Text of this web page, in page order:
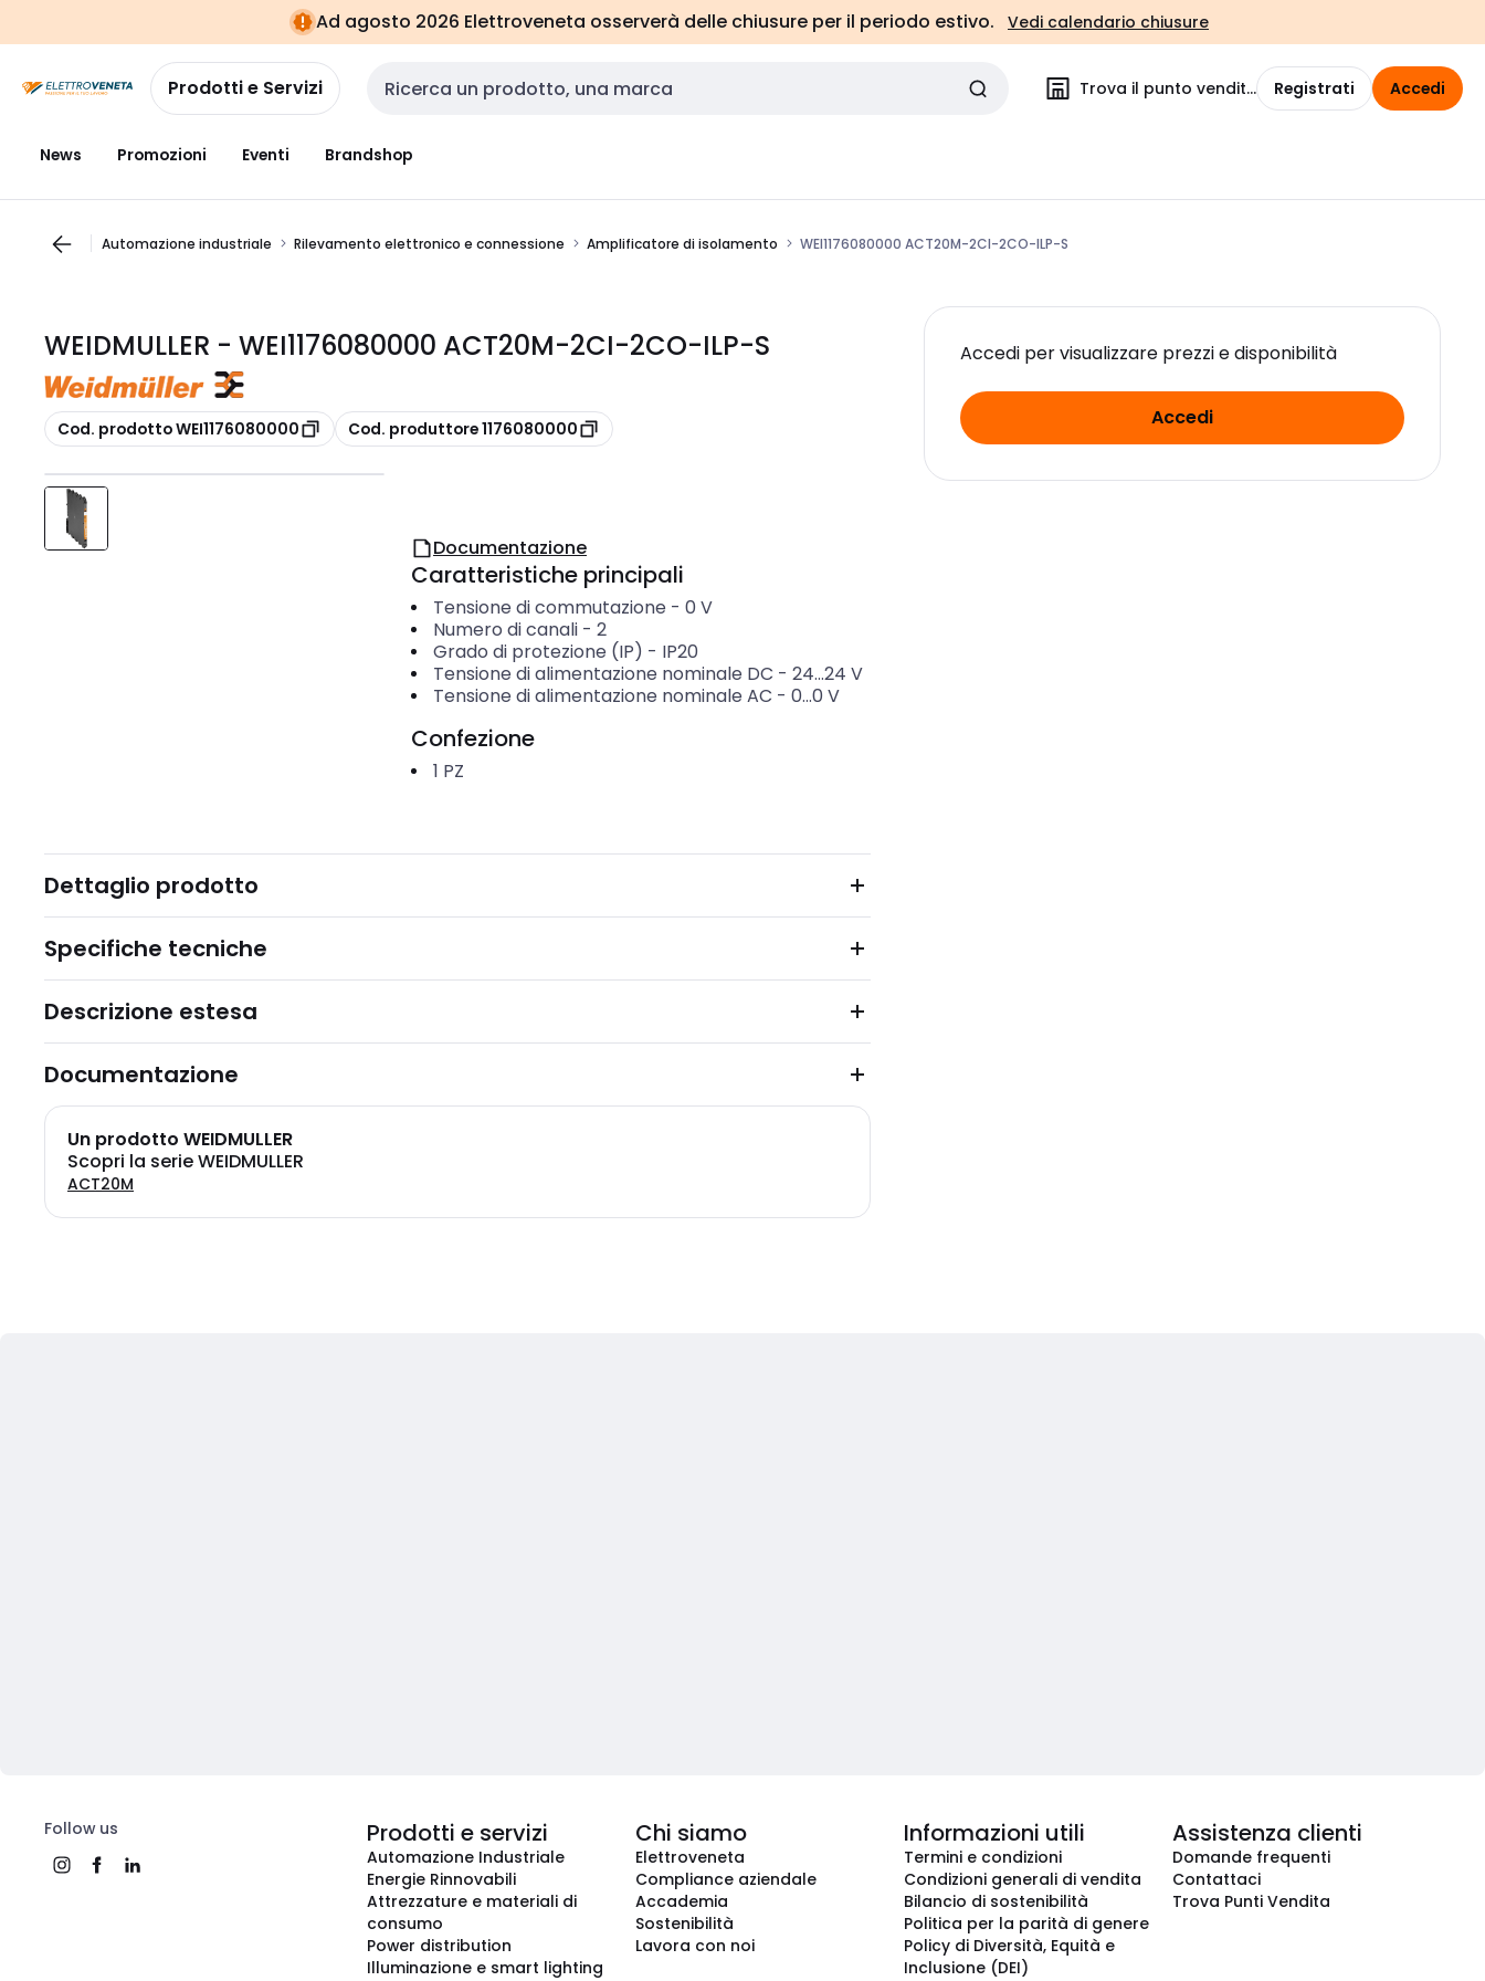
navigazionealla
pagina
Ad agosto 2026 Elettroveneta osserverà delle chiusure per il periodo estivo. Vedi calendario chiusure
Prodotti e Servizi Cerca input Trova il punto vendita Registrati Accedi
News Promozioni Eventi Brandshop
Automazione industriale Rilevamento elettronico e connessione Amplificatore di isolamento WEI1176080000 ACT20M-2CI-2CO-ILP-S
WEIDMULLER - WEI1176080000 ACT20M-2CI-2CO-ILP-S
copia
Cod. prodotto WEI1176080000 copia
Cod. produttore 1176080000
Accedi per visualizzare prezzi e disponibilità
Accedi
Documentazione
Caratteristiche principali
Tensione di commutazione - 0 V
Numero di canali- 2
Grado di protezione (IP) - IP20
Tensione di alimentazione nominale DC - 24...24 V
Tensione di alimentazione nominale AC - 0...0 V
Confezione
1 PZ
Dettaglio prodotto
Specifiche tecniche
Descrizione estesa
Documentazione
Un prodotto WEIDMULLER
Scopri la serie WEIDMULLER
ACT20M
Follow us Prodotti e servizi
Automazione Industriale
Energie Rinnovabili
Attrezzature e materiali di
consumo
Power distribution
Illuminazione e smart lighting
Chi siamo
Elettroveneta
Compliance aziendale
Accademia
Sostenibilità
Lavora con noi
Informazioni utili
Termini e condizioni
Condizioni generali di vendita
Bilancio di sostenibilità
Politica per la parità di genere
Policy di Diversità, Equità e
Inclusione (DEI)
Assistenza clienti
Domande frequenti
Contattaci
Trova Punti Vendita